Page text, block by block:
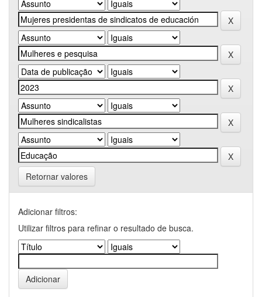
Retornar valores
Adicionar filtros:
Utilizar filtros para refinar o resultado de busca.